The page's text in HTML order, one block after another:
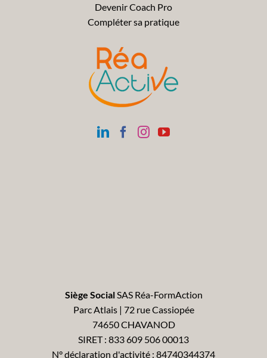
Devenir Coach Pro
Compléter sa pratique
Siège SocialSAS Réa-FormAction
Parc Atlais | 72 rue Cassiopée
74650 CHAVANOD
SIRET : 833 609 506 00013
N° déclaration d'activité : 84740344374